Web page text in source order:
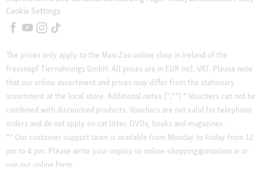
Cookie Settings
The prices only apply to the Maxi Zoo online shop in Ireland of the
Fressnapf Tiernahrungs GmbH. All prices are in EUR incl. VAT. Please note
that our online assortment and prices may differ from the stationary
assortment at the local store. Additional notes (*,**) * Vouchers can not be
combined with discounted products. Vouchers are not valid for telephone
orders and do not apply on cat litter, DVDs, books and magazines.
** Our customer support team is available from Monday to Friday from 12
pm to 4 pm. Please write your inquiry to online-shopping@maxizoo.ie or
use our online form.